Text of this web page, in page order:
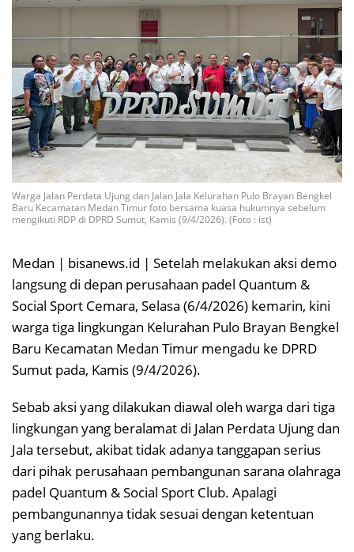
Warga Jalan Perdata Ujung dan Jalan Jala Kelurahan Pulo Brayan Bengkel
Baru Kecamatan Medan Timur foto bersama kuasa hukumnya sebelum
mengikuti RDP di DPRD Sumut, Kamis (9/4/2026). (Foto : ist)
Medan | bisanews.id | Setelah melakukan aksi demo
langsung di depan perusahaan padel Quantum &
Social Sport Cemara, Selasa (6/4/2026) kemarin, kini
warga tiga lingkungan Kelurahan Pulo Brayan Bengkel
Baru Kecamatan Medan Timur mengadu ke DPRD
Sumut pada, Kamis (9/4/2026).
Sebab aksi yang dilakukan diawal oleh warga dari tiga
lingkungan yang beralamat di Jalan Perdata Ujung dan
Jala tersebut, akibat tidak adanya tanggapan serius
dari pihak perusahaan pembangunan sarana olahraga
padel Quantum & Social Sport Club. Apalagi
pembangunannya tidak sesuai dengan ketentuan
yang berlaku.